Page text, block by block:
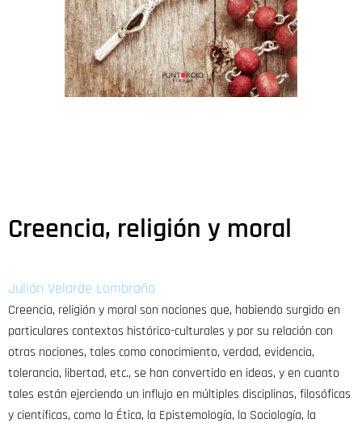
Creencia, religión y moral
Julián Velarde Lombraña
Creencia, religión y moral son nociones que, habiendo surgido en
particulares contextos histórico-culturales y por su relación con
otras nociones, tales como conocimiento, verdad, evidencia,
tolerancia, libertad, etc., se han convertido en ideas, y en cuanto
tales están ejerciendo un influjo en múltiples disciplinas, filosóficas
y científicas, como la Ética, la Epistemología, la Sociología, la